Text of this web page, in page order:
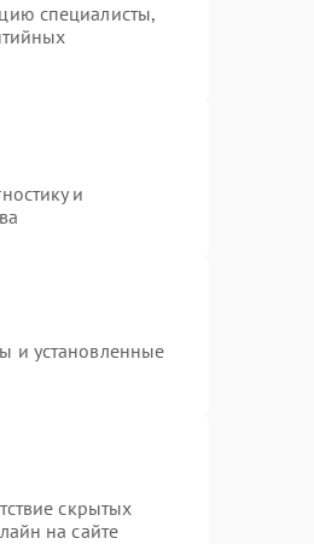
специалисты,
и
и установленные
скрытых
на сайте